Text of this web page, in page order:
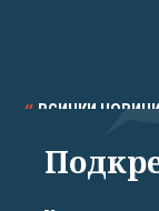
ВСИЧКИ НОВИНИ
СПОРТ